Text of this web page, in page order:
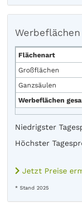
Flächenart
Großflächen
Ganzsäulen
Werbeflächen
Niedrigster
Höchster
Jetzt Preise
* Stand 2025